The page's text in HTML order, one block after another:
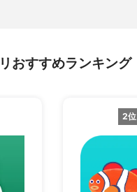
おすすめランキング
2位